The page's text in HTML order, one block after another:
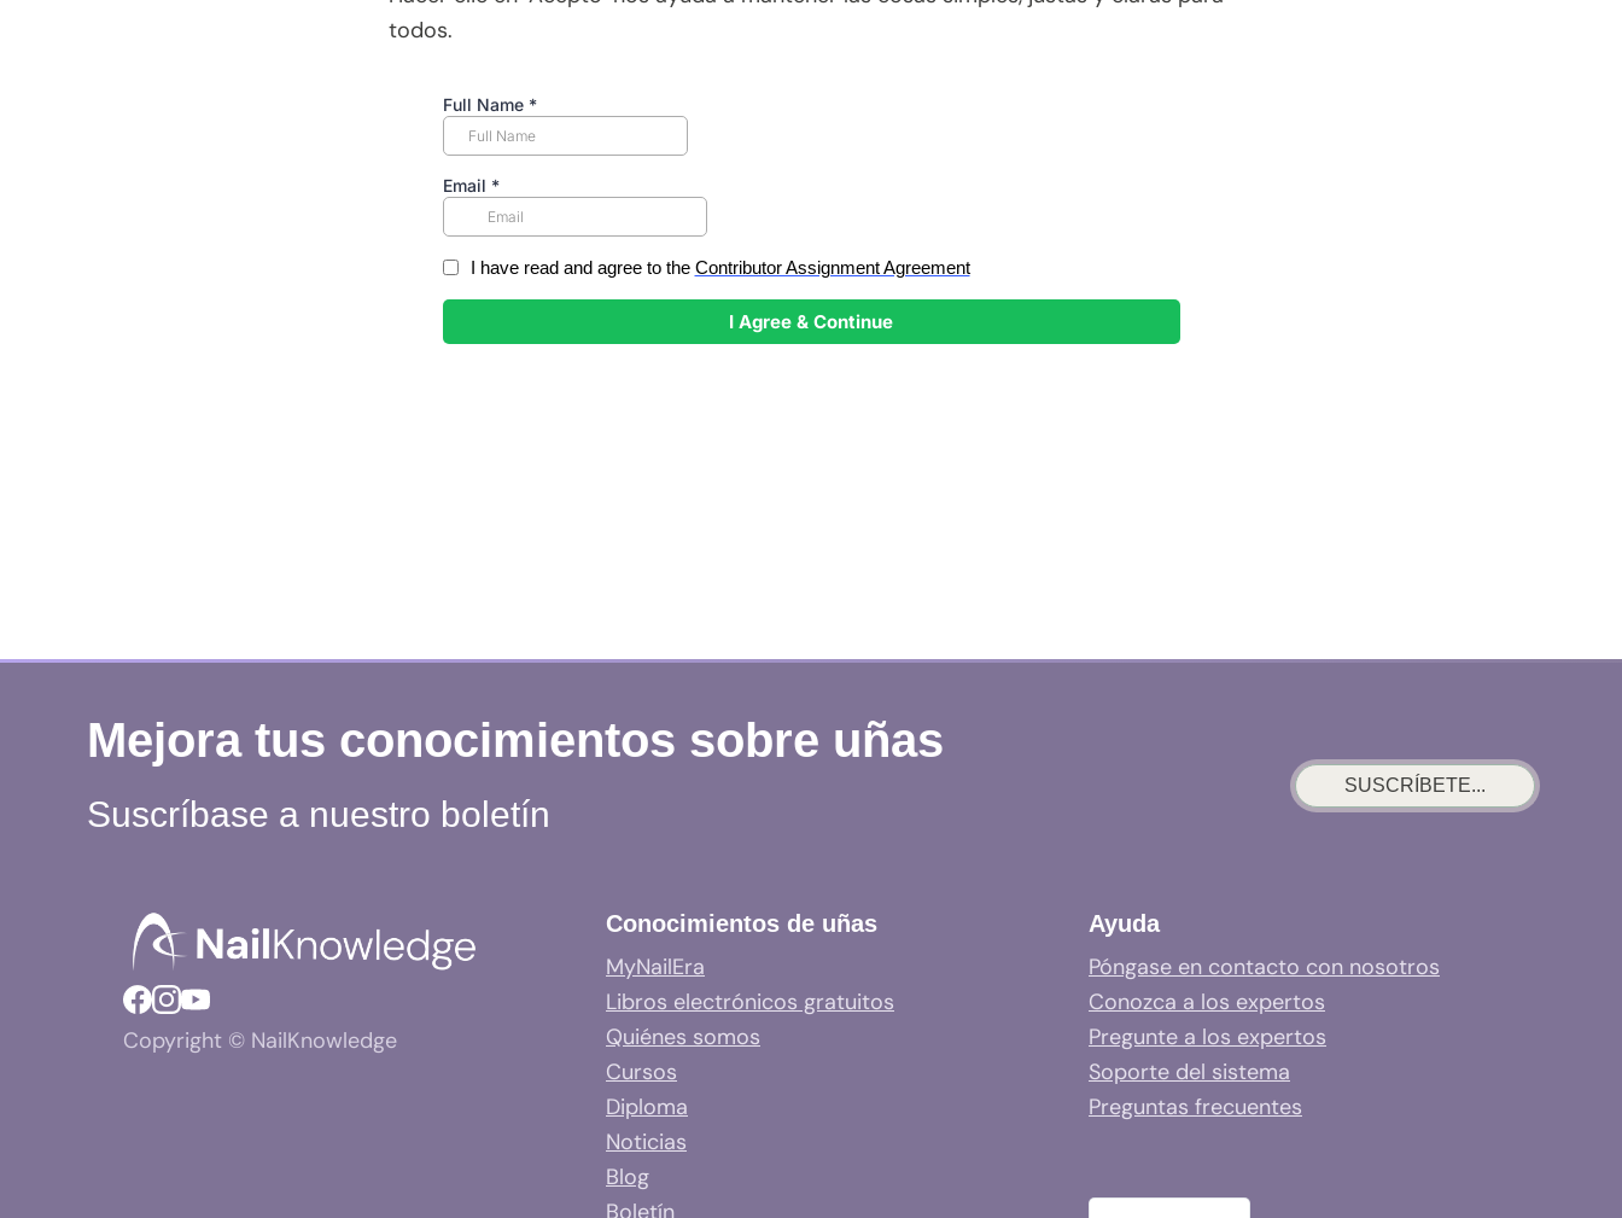
todos.
Mejora tus conocimientos sobre uñas
Suscríbase a nuestro boletín
SUSCRÍBETE...
Copyright © NailKnowledge
Conocimientos de uñas
MyNailEra
Libros electrónicos gratuitos
Quiénes somos
Cursos
Diploma
Noticias
Blog
Boletín
Ayuda
Póngase en contacto con nosotros
Conozca a los expertos
Pregunte a los expertos
Soporte del sistema
Preguntas frecuentes